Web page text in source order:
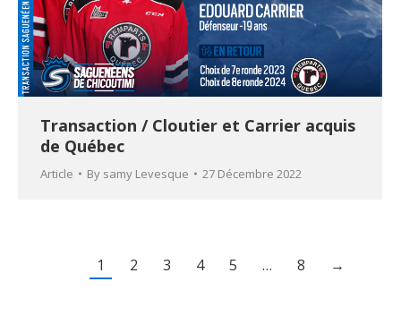
Transaction / Cloutier et Carrier acquis
de Québec
Article By samy Levesque 27 Décembre 2022
1 2 3 4 5 … 8 →